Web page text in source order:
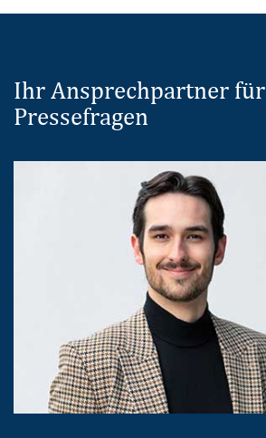
Ihr Ansprechpartner für
Pressefragen